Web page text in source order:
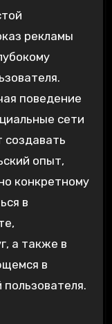
рекламы
поведение
сети
создавать
опыт,
конкретному
в
а также в
в